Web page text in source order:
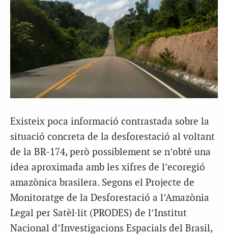
Existeix poca informació contrastada sobre la
situació concreta de la desforestació al voltant
de la BR-174, però possiblement se n’obté una
idea aproximada amb les xifres de l’ecoregió
amazònica brasilera. Segons el Projecte de
Monitoratge de la Desforestació a l’Amazònia
Legal per Satèl·lit (PRODES) de l’Institut
Nacional d’Investigacions Espacials del Brasil,